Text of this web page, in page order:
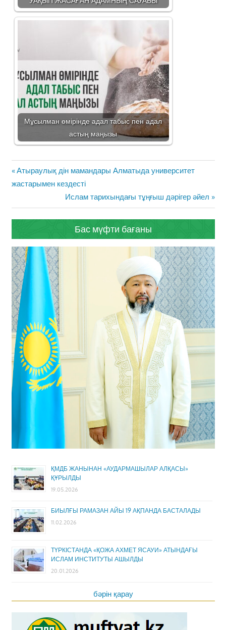
Мұсылман өмірінде адал табыс пен адал
астың маңызы
Жазба
навигациясы
Previous
Post:
Атыраулық дін мамандары Алматыда университет
жастарымен кездесті
Next
Post:
Ислам тарихындағы тұңғыш дәрігер әйел
Бас мүфти бағаны
ҚМДБ ЖАНЫНАН «АУДАРМАШЫЛАР АЛҚАСЫ»
ҚҰРЫЛДЫ
19.05.2026
БИЫЛҒЫ РАМАЗАН АЙЫ 19 АҚПАНДА БАСТАЛАДЫ
11.02.2026
ТҮРКІСТАНДА «ҚОЖА АХМЕТ ЯСАУИ» АТЫНДАҒЫ
ИСЛАМ ИНСТИТУТЫ АШЫЛДЫ
20.01.2026
бәрін қарау